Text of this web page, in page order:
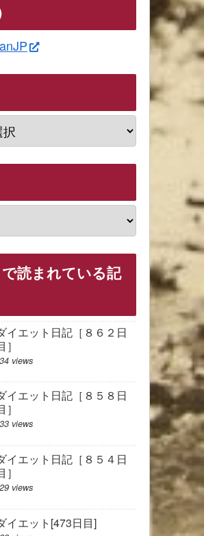
読まれている記
イエット日記［８６２日
］
34 views
イエット日記［８５８日
］
33 views
イエット日記［８５４日
］
29 views
イエット[473日目]